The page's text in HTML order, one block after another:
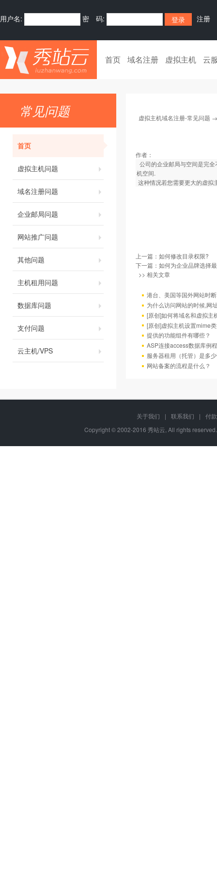
用户名: 密 码: 注册
首页 域名注册 虚拟主机 云
常见问题
首页
虚拟主机问题
域名注册问题
企业邮局问题
网站推广问题
其他问题
主机租用问题
数据库问题
支付问题
云主机/VPS
虚拟主机域名注册-常见问题
作者：
公司的企业邮局与空间是完
机空间.
这种情况若您需要更大的虚拟
上一篇： 如何修改目录权限?
下一篇： 如何为企业品牌选择
>> 相关文章
港台、美国等国外网站时
为什么访问网站的时候,网
[原创]如何将域名和虚拟主
[原创]虚拟主机设置mime
提供的功能组件有哪些？
ASP连接access数据库例程
服务器租用（托管）是多
网站备案的流程是什么？
关于我们 | 联系我们 |
付
Copyright © 2002-2016 秀站云, All rights